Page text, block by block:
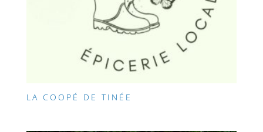
LA COOPÉ DE TINÉE